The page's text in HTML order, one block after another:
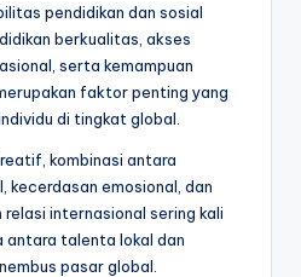
pendidikan dan sosial
berkualitas, akses
serta kemampuan
faktor penting yang
di tingkat global.
kombinasi antara
kecerdasan emosional, dan
relasi internasional sering kali
antara talenta lokal dan
pasar global.